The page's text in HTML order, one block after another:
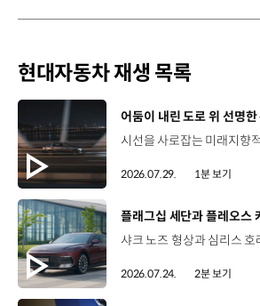
현대자동차 재생 목록
[동영상]
어둠이 내린 도로 위 선명
2026.07.29. 1분 보기
[동영상]
2026.07.24. 2분 보기